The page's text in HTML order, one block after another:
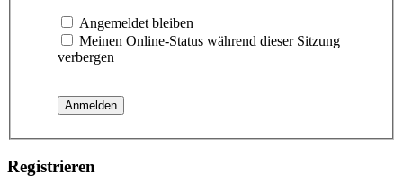
Angemeldet bleiben
Meinen Online-Status während dieser Sitzung
verbergen
Registrieren